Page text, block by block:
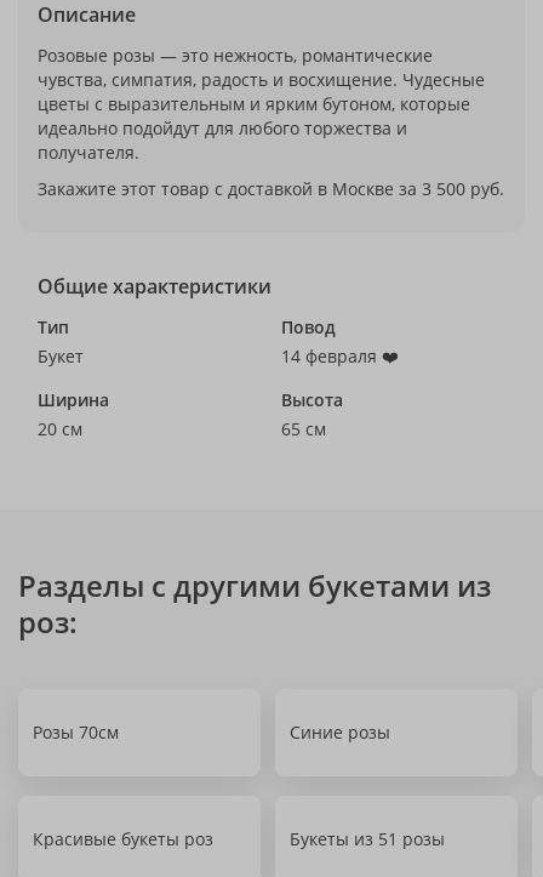
Описание
Розовые розы — это нежность, романтические
чувства, симпатия, радость и восхищение. Чудесные
цветы с выразительным и ярким бутоном, которые
идеально подойдут для любого торжества и
получателя.
Закажите этот товар с доставкой в Москве за 3 500 руб.
Общие характеристики
Тип
Букет
Повод
14 февраля ❤️
Ширина
20 см
Высота
65 см
Разделы с другими букетами из
роз:
Розы 70см Синие розы
Красивые букеты роз Букеты из 51 розы